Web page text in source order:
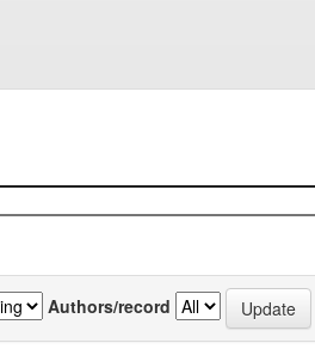
Authors/record